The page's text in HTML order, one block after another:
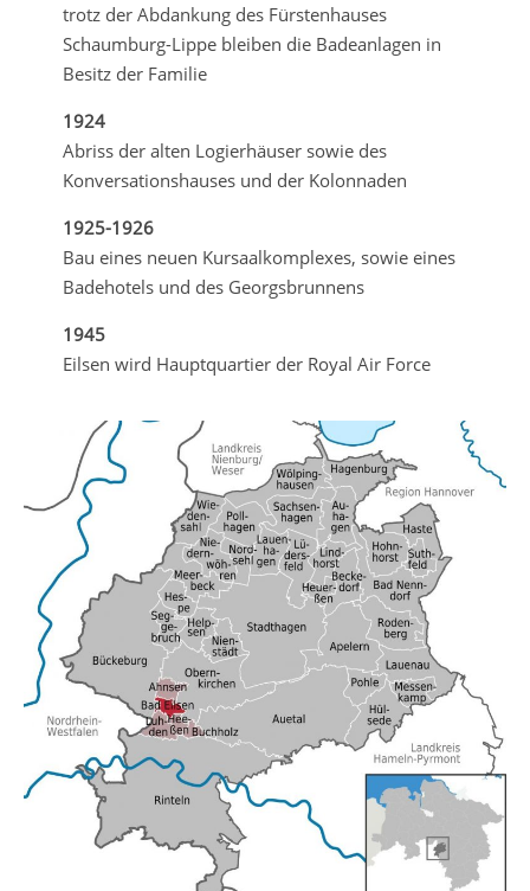
trotz der Abdankung des Fürstenhauses
Schaumburg-Lippe bleiben die Badeanlagen in
Besitz der Familie
1924
Abriss der alten Logierhäuser sowie des
Konversationshauses und der Kolonnaden
1925-1926
Bau eines neuen Kursaalkomplexes, sowie eines
Badehotels und des Georgsbrunnens
1945
Eilsen wird Hauptquartier der Royal Air Force